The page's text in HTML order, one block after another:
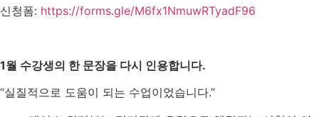
신청폼: https://forms.gle/M6fx1NmuwRTyadF96
1월 수강생의 한 문장을 다시 인용합니다.
“실질적으로 도움이 되는 수업이었습니다.”